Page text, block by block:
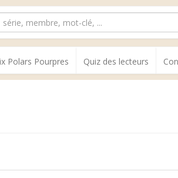
Polars Pourpres Quiz des lecteurs